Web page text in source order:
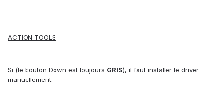
ACTION TOOLS
Si (le bouton Down est toujours GRIS), il faut installer le driver
manuellement.